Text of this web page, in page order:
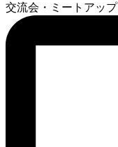
交流会・ミートアップ